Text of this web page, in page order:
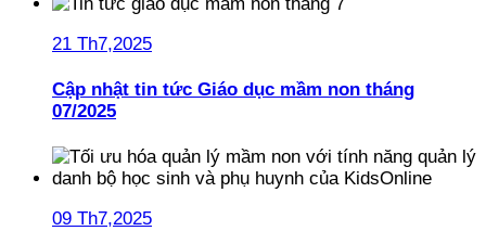
21 Th7,2025
Cập nhật tin tức Giáo dục mầm non tháng
07/2025
09 Th7,2025